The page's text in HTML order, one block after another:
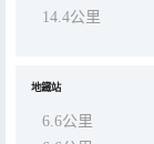
14.4公里
地鐵站
6.6公里